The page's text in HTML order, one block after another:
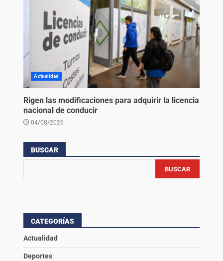
Actualidad
Rigen las modificaciones para adquirir la licencia
nacional de conducir
04/08/2026
BUSCAR
BUSCAR
CATEGORÍAS
Actualidad
Deportes